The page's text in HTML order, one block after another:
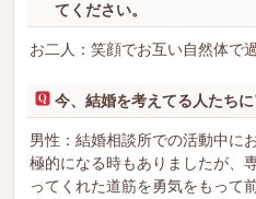
てください。
お二人：笑顔でお互い自然体で
今、結婚を考えてる人たちに
男性：結婚相談所での活動中に
極的になる時もありましたが、
ってくれた道筋を勇気をもって